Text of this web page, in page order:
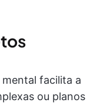
facilita a
ou planos